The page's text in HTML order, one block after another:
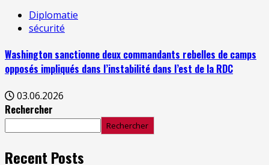
Diplomatie
sécurité
Washington sanctionne deux commandants rebelles de camps
opposés impliqués dans l’instabilité dans l’est de la RDC
03.06.2026
Rechercher
Rechercher
Recent Posts